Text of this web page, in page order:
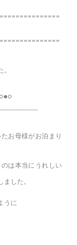
お母様がお泊まり
は本当にうれしい
した。
うに